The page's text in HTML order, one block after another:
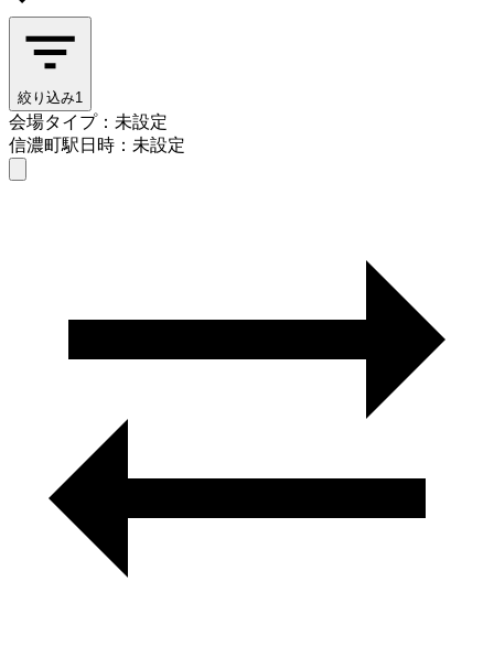
絞り込み1
会場タイプ：未設定
信濃町駅日時：未設定